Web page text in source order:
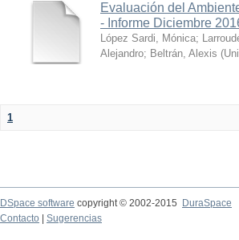
Evaluación del
- Informe Diciembre
López Sardi, Mónica;
Alejandro; Beltrán, Alexis (
1
DSpace software copyright © 2002-2015
DuraSpace
Contacto
Sugerencias